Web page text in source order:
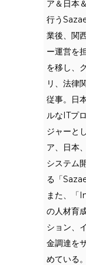
ア＆日本
行う
業後、関
ー運営を
を移し、
リ、法律
従事。日
ルなITプ
ジャーと
ア、日本
システム
る「
また、「
の人材育
ション、
金調達を
めている